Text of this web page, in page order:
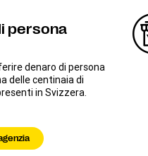
persona
denaro di persona
delle centinaia di
in Svizzera.